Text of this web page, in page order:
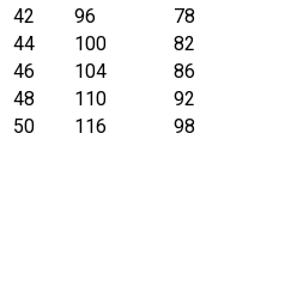
42
96 78
44
100 82
46
104 86
48
110 92
50
116 98